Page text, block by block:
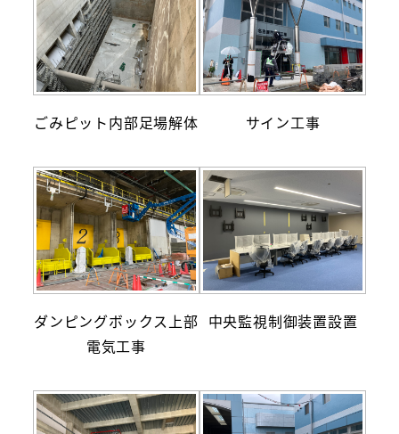
ごみピット内部足場解体 サイン工事
ダンピングボックス上部
電気工事
中央監視制御装置設置